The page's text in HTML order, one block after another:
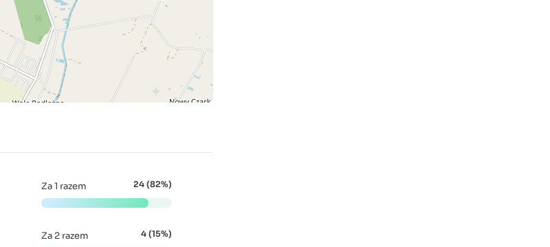
Za 1 razem 24 (82%)
Za 2 razem 4 (15%)